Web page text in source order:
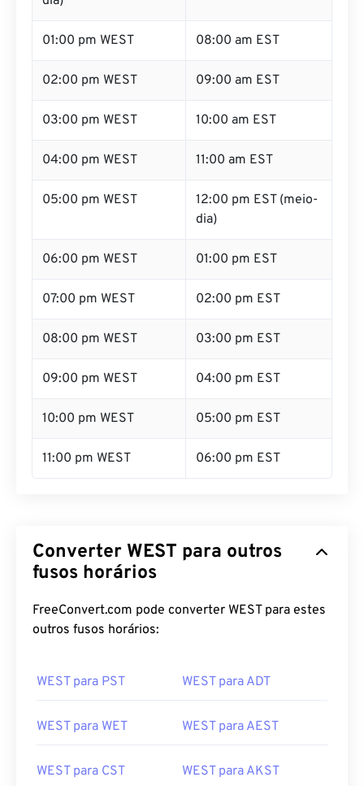
01:00 pm WEST 08:00 am EST
02:00 pm WEST 09:00 am EST
03:00 pm WEST 10:00 am EST
04:00 pm WEST 11:00 am EST
05:00 pm WEST
12:00 pm EST (meio-
dia)
06:00 pm WEST 01:00 pm EST
07:00 pm WEST 02:00 pm EST
08:00 pm WEST 03:00 pm EST
09:00 pm WEST 04:00 pm EST
10:00 pm WEST 05:00 pm EST
11:00 pm WEST 06:00 pm EST
Converter WEST para outros
fusos horários
FreeConvert.com pode converter WEST para estes
outros fusos horários:
WEST para PST WEST para ADT
WEST para WET WEST para AEST
WEST para CST WEST para AKST